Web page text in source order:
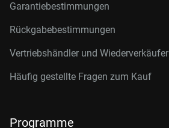
Garantiebestimmungen
Rückgabebestimmungen
Vertriebshändler und Wiederverkäufer
Häufig gestellte Fragen zum Kauf
Programme